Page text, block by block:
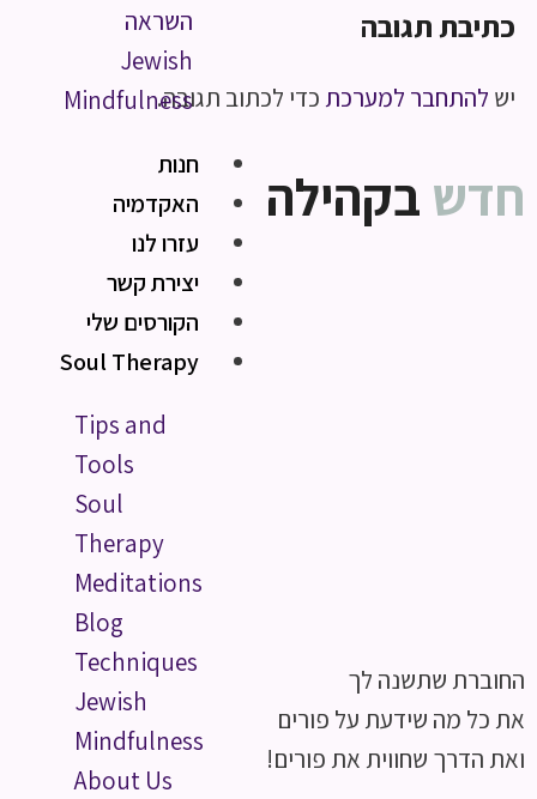
השראה
Jewish
Mindfulness
חנות
האקדמיה
עזרו לנו
יצירת קשר
הקורסים שלי
Soul Therapy
Tips and
Tools
Soul
Therapy
Meditations
Blog
Techniques
Jewish
Mindfulness
About Us
כתיבת תגובה
יש להתחבר למערכתכדי לכתוב תגובה.
חדש בקהילה
החוברת שתשנה לך
את כל מה שידעת על פורים
ואת הדרך שחווית את פורים!